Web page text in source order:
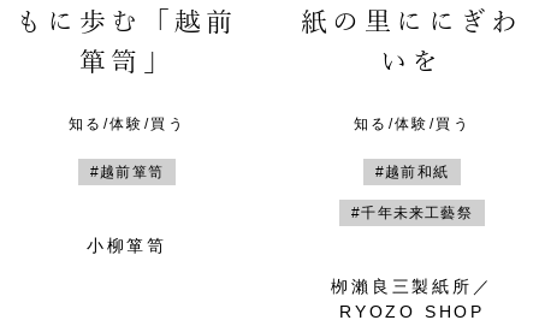
もに歩む「越前
箪笥」
知る/体験/買う
#越前箪笥
小柳箪笥
紙の里ににぎわ
いを
知る/体験/買う
#越前和紙
#千年未来工藝祭
栁瀨良三製紙所／
RYOZO SHOP